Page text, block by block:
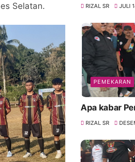
Selatan.
RIZAL SR JULI
PEMEKARAN
Apa kabar
RIZAL SR